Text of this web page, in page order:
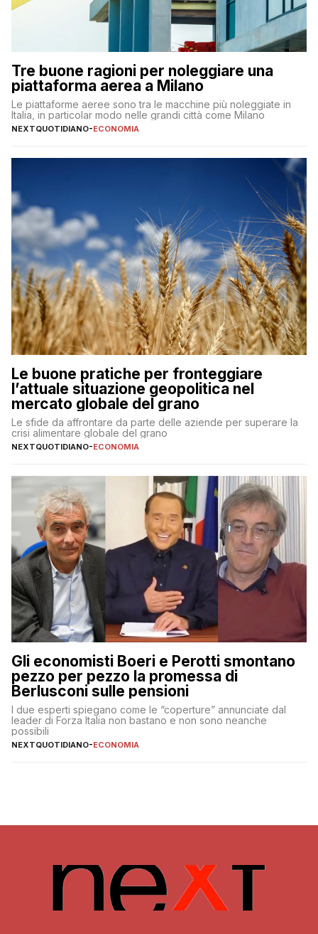
Tre buone ragioni per noleggiare una
piattaforma aerea a Milano
Le piattaforme aeree sono tra le macchine più noleggiate in
Italia, in particolar modo nelle grandi città come Milano
NEXTQUOTIDIANO-ECONOMIA
Le buone pratiche per fronteggiare
l’attuale situazione geopolitica nel
mercato globale del grano
Le sfide da affrontare da parte delle aziende per superare la
crisi alimentare globale del grano
NEXTQUOTIDIANO-ECONOMIA
Gli economisti Boeri e Perotti smontano
pezzo per pezzo la promessa di
Berlusconi sulle pensioni
I due esperti spiegano come le “coperture” annunciate dal
leader di Forza Italia non bastano e non sono neanche
possibili
NEXTQUOTIDIANO-ECONOMIA